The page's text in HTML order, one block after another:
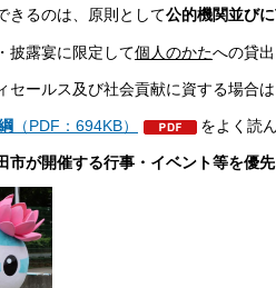
きるのは、原則として公的機関並び
披露宴に限定して個人のかたへの貸出
セールス及び社会貢献に資する場合は
（PDF：694KB） をよく読
市が開催する行事・イベント等を優